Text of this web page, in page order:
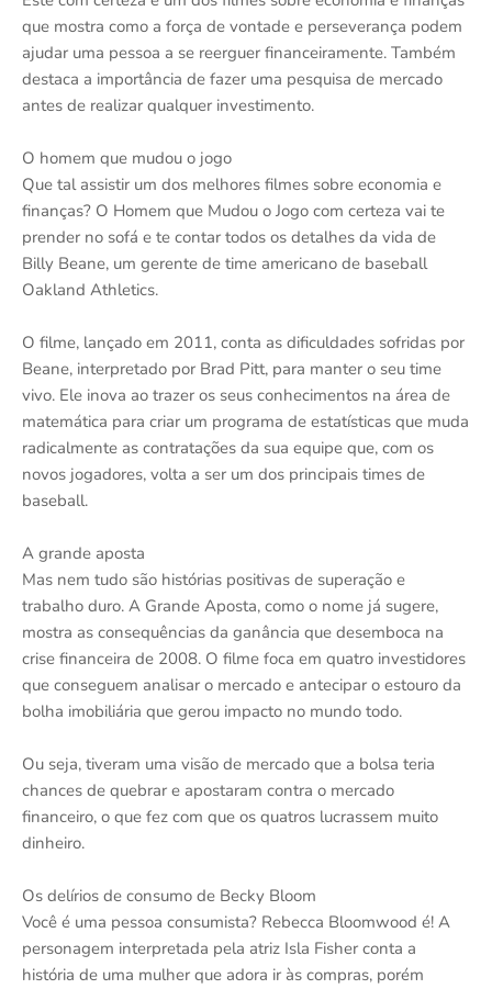
que mostra como a força de vontade e perseverança podem
ajudar uma pessoa a se reerguer financeiramente. Também
destaca a importância de fazer uma pesquisa de mercado
antes de realizar qualquer investimento.
O homem que mudou o jogo
Que tal assistir um dos melhores filmes sobre economia e
finanças? O Homem que Mudou o Jogo com certeza vai te
prender no sofá e te contar todos os detalhes da vida de
Billy Beane, um gerente de time americano de baseball
Oakland Athletics.
O filme, lançado em 2011, conta as dificuldades sofridas por
Beane, interpretado por Brad Pitt, para manter o seu time
vivo. Ele inova ao trazer os seus conhecimentos na área de
matemática para criar um programa de estatísticas que muda
radicalmente as contratações da sua equipe que, com os
novos jogadores, volta a ser um dos principais times de
baseball.
A grande aposta
Mas nem tudo são histórias positivas de superação e
trabalho duro. A Grande Aposta, como o nome já sugere,
mostra as consequências da ganância que desemboca na
crise financeira de 2008. O filme foca em quatro investidores
que conseguem analisar o mercado e antecipar o estouro da
bolha imobiliária que gerou impacto no mundo todo.
Ou seja, tiveram uma visão de mercado que a bolsa teria
chances de quebrar e apostaram contra o mercado
financeiro, o que fez com que os quatros lucrassem muito
dinheiro.
Os delírios de consumo de Becky Bloom
Você é uma pessoa consumista? Rebecca Bloomwood é! A
personagem interpretada pela atriz Isla Fisher conta a
história de uma mulher que adora ir às compras, porém